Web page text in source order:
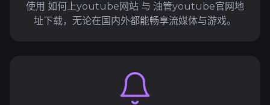
使用 如何上youtube网站 与 油管youtube官网地
址下载，无论在国内外都能畅享流媒体与游戏。